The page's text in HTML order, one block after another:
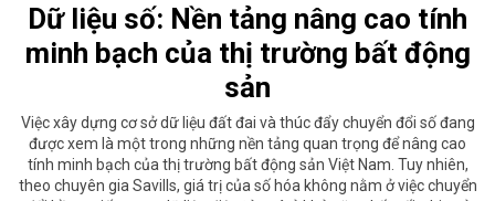
Dữ liệu số: Nền tảng nâng cao tính
minh bạch của thị trường bất động
sản
Việc xây dựng cơ sở dữ liệu đất đai và thúc đẩy chuyển đổi số đang
được xem là một trong những nền tảng quan trọng để nâng cao
tính minh bạch của thị trường bất động sản Việt Nam. Tuy nhiên,
theo chuyên gia Savills, giá trị của số hóa không nằm ở việc chuyển